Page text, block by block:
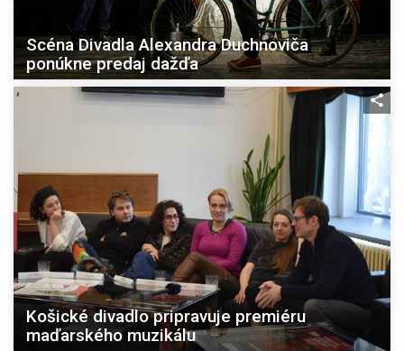
Scéna Divadla Alexandra Duchnoviča
ponúkne predaj dažďa
Košické divadlo pripravuje premiéru
maďarského muzikálu